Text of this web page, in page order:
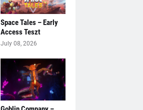
Space Tales – Early
Access Teszt
July 08, 2026